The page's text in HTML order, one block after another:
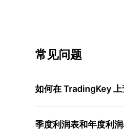
常见问题
如何在 TradingKey
季度利润表和年度利